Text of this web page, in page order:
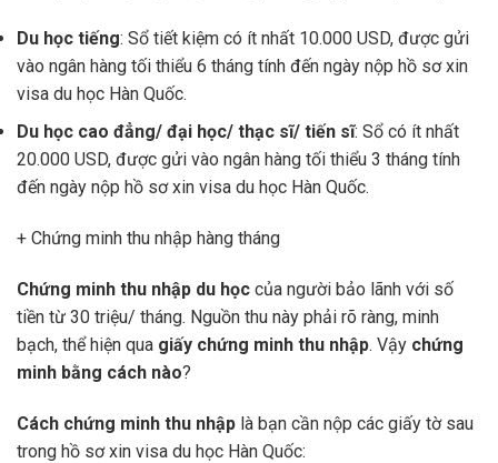
Du học tiếng: Sổ tiết kiệm có ít nhất 10.000 USD, được gửi
vào ngân hàng tối thiểu 6 tháng tính đến ngày nộp hồ sơ xin
visa du học Hàn Quốc.
Du học cao đẳng/ đại học/ thạc sĩ/ tiến sĩ: Sổ có ít nhất
20.000 USD, được gửi vào ngân hàng tối thiểu 3 tháng tính
đến ngày nộp hồ sơ xin visa du học Hàn Quốc.
+ Chứng minh thu nhập hàng tháng
Chứng minh thu nhập du học của người bảo lãnh với số
tiền từ 30 triệu/ tháng. Nguồn thu này phải rõ ràng, minh
bạch, thể hiện qua giấy chứng minh thu nhập. Vậy chứng
minh bằng cách nào?
Cách chứng minh thu nhập là bạn cần nộp các giấy tờ sau
trong hồ sơ xin visa du học Hàn Quốc: